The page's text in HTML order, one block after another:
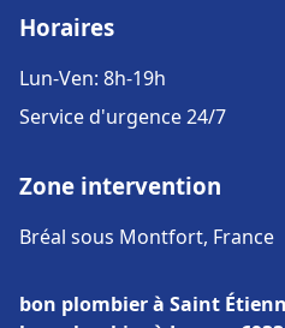
Horaires
Lun-Ven: 8h-19h
Service d'urgence 24/7
Zone intervention
Bréal sous Montfort, France
bon plombier à Saint